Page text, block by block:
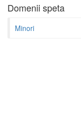
Domenii speta
Minori